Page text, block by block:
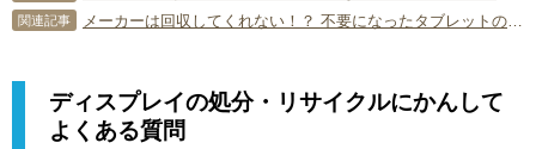
関連記事
ディスプレイの処分・リサイクルにかんして
よくある質問